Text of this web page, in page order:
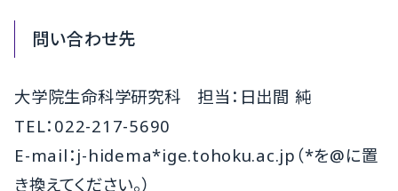
問い合わせ先
大学院生命科学研究科 担当：日出間 純
TEL：022-217-5690
E-mail：j-hidema*ige.tohoku.ac.jp（*を@に置
き換えてください。）